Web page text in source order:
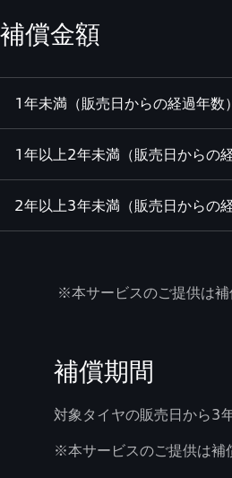
補償金額
1年未満（販売日からの経過年数）
1年以上2年未満（販売日からの経
2年以上3年未満（販売日からの経
※本サービスのご提供は補
補償期間
対象タイヤの販売日から3
※本サービスのご提供は補